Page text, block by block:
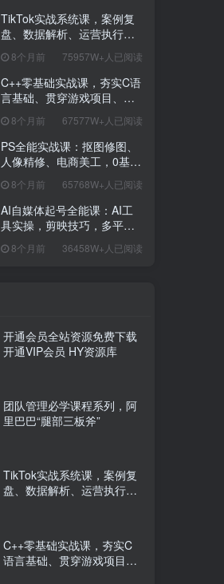
TikTok实战系统课，案例复
盘、数据解析、运营执行，
（更新）
8个月前 75957W+人已阅读
C++零基础实战课，夯实C语
言基础、贯穿游戏项目、掌
薪15K+岗位
8个月前 67577W+人已阅读
PS全能实战课：抠图修图、
人像精修、电商美工，0基础
8个月前 65768W+人已阅读
AI自媒体起号全能课：AI工
具实操，剪映技巧，多平台
8个月前 36458W+人已阅读
开通会员全站资源免费下载
开通VIP会员 HY资源库
团队管理必学课程系列，阿
里巴巴“腿部三板斧”
TikTok实战系统课，案例复
盘、数据解析、运营执行，
C++零基础实战课，夯实C
语言基础、贯穿游戏项目、